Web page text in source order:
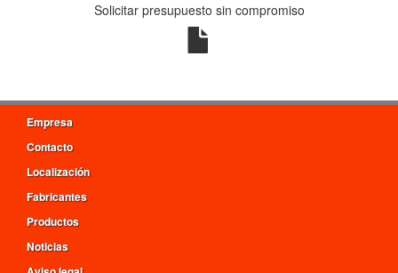
Solicitar presupuesto sin compromiso
Empresa
Contacto
Localización
Fabricantes
Productos
Noticias